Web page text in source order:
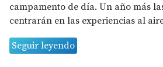
campamento de día. Un año más
centrarán en las experiencias al
Seguir leyendo